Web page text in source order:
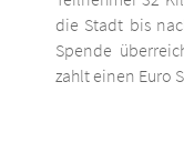
die Stadt bis
Spende
zahlt einen Euro